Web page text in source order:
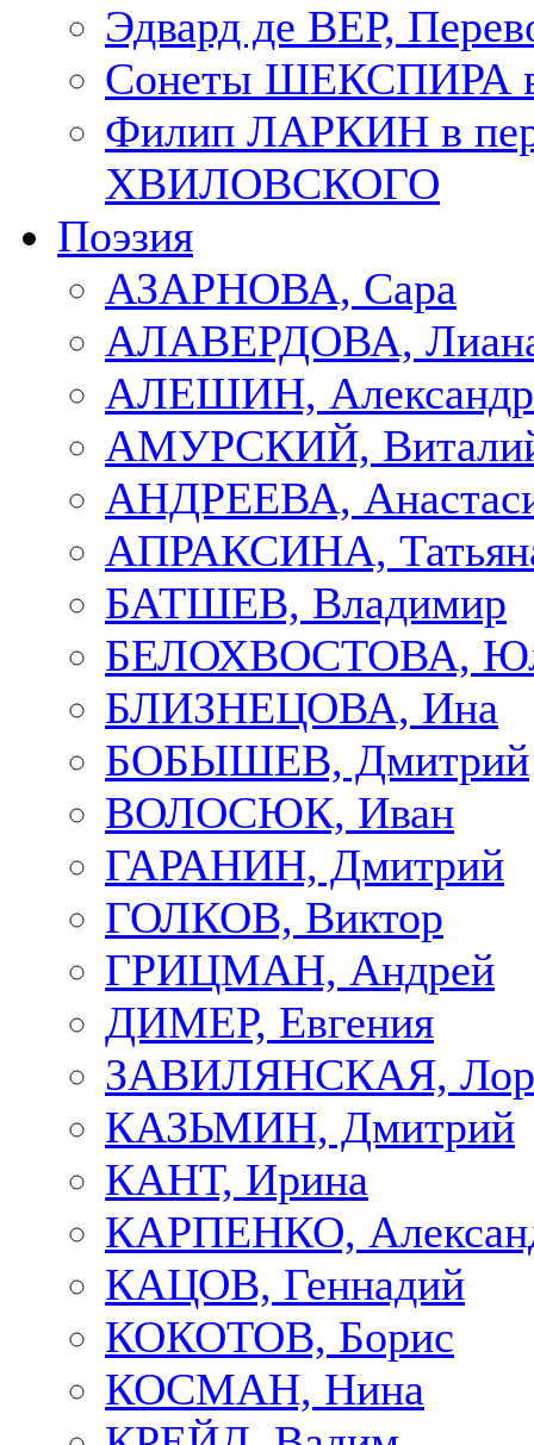
Эдвард де ВЕР,
Сонеты ШЕКСПИРА в
Филип ЛАРКИН в
ХВИЛОВСКОГО
Поэзия
АЗАРНОВА, Сара
АЛАВЕРДОВА,
АЛЕШИН, Александр
АМУРСКИЙ,
АНДРЕЕВА,
АПРАКСИНА,
БАТШЕВ, Владимир
БЕЛОХВОСТОВА,
БЛИЗНЕЦОВА, Ина
БОБЫШЕВ, Дмитрий
ВОЛОСЮК, Иван
ГАРАНИН, Дмитрий
ГОЛКОВ, Виктор
ГРИЦМАН, Андрей
ДИМЕР, Евгения
ЗАВИЛЯНСКАЯ,
КАЗЬМИН, Дмитрий
КАНТ, Ирина
КАРПЕНКО,
КАЦОВ, Геннадий
КОКОТОВ, Борис
КОСМАН, Нина